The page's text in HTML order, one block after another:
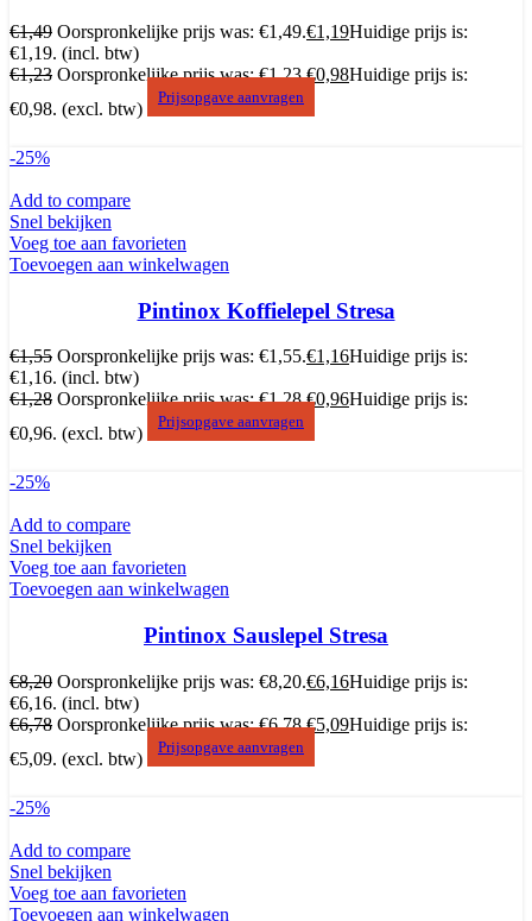
€1,49 Oorspronkelijke prijs was: €1,49.€1,19Huidige prijs is:
€1,19. (incl. btw)
€1,23 Oorspronkelijke prijs was: €1,23.€0,98Huidige prijs is:
€0,98. (excl. btw)
Prijsopgave aanvragen
-25%
Add to compare
Snel bekijken
Voeg toe aan favorieten
Toevoegen aan winkelwagen
Pintinox Koffielepel Stresa
€1,55 Oorspronkelijke prijs was: €1,55.€1,16Huidige prijs is:
€1,16. (incl. btw)
€1,28 Oorspronkelijke prijs was: €1,28.€0,96Huidige prijs is:
€0,96. (excl. btw)
Prijsopgave aanvragen
-25%
Add to compare
Snel bekijken
Voeg toe aan favorieten
Toevoegen aan winkelwagen
Pintinox Sauslepel Stresa
€8,20 Oorspronkelijke prijs was: €8,20.€6,16Huidige prijs is:
€6,16. (incl. btw)
€6,78 Oorspronkelijke prijs was: €6,78.€5,09Huidige prijs is:
€5,09. (excl. btw)
Prijsopgave aanvragen
-25%
Add to compare
Snel bekijken
Voeg toe aan favorieten
Toevoegen aan winkelwagen